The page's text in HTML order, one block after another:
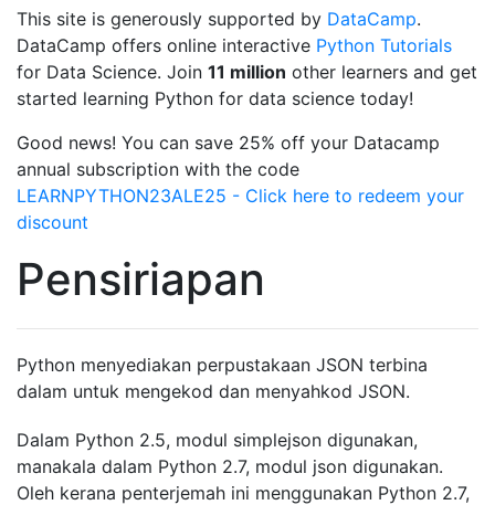
This site is generously supported by DataCamp.
DataCamp offers online interactive Python Tutorials
for Data Science. Join 11 million other learners and get
started learning Python for data science today!
Good news! You can save 25% off your Datacamp
annual subscription with the code
LEARNPYTHON23ALE25 - Click here to redeem your
discount
Pensiriapan
Python menyediakan perpustakaan JSON terbina
dalam untuk mengekod dan menyahkod JSON.
Dalam Python 2.5, modul simplejson digunakan,
manakala dalam Python 2.7, modul json digunakan.
Oleh kerana penterjemah ini menggunakan Python 2.7,